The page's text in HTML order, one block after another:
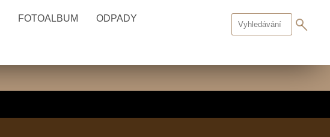
FOTOALBUM ODPADY